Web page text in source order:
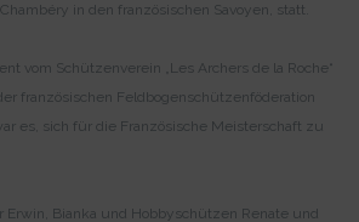
in den französischen Savoyen, statt.
vom Schützenverein „Les Archers de la Roche“
französischen Feldbogenschützenföderation
es, sich für die Französische Meisterschaft zu
Erwin, Bianka und Hobbyschützen Renate und